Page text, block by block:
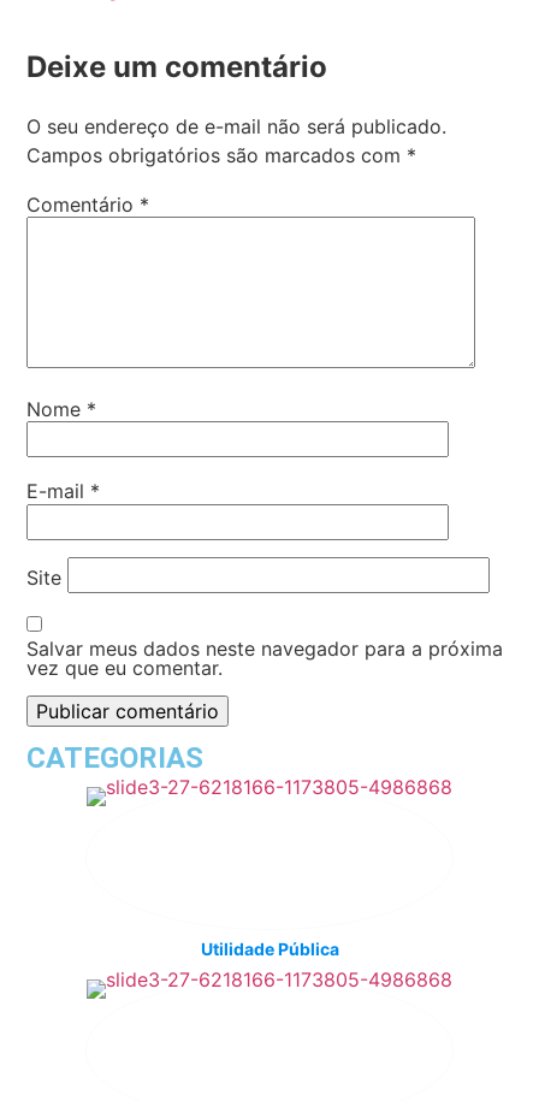
Deixe um comentário
O seu endereço de e-mail não será publicado.
Campos obrigatórios são marcados com *
Comentário *
Nome *
E-mail *
Site
Salvar meus dados neste navegador para a próxima
vez que eu comentar.
CATEGORIAS
Utilidade Pública